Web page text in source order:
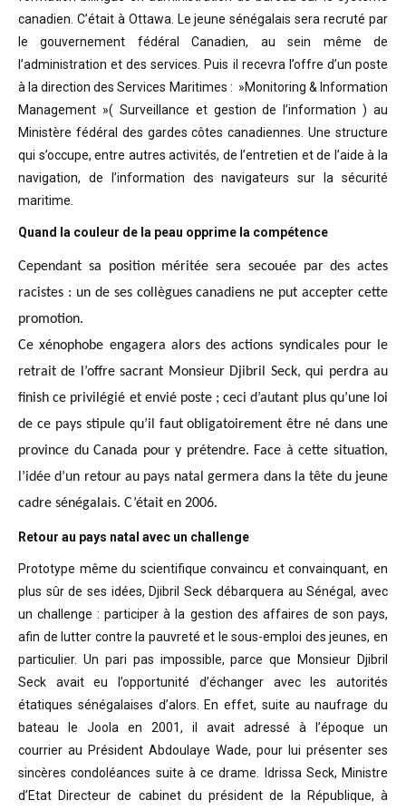
canadien. C’était à Ottawa. Le jeune sénégalais sera recruté par
le gouvernement fédéral Canadien, au sein même de
l’administration et des services. Puis il recevra l’offre d’un poste
à la direction des Services Maritimes : »Monitoring & Information
Management »( Surveillance et gestion de l’information ) au
Ministère fédéral des gardes côtes canadiennes. Une structure
qui s’occupe, entre autres activités, de l’entretien et de l’aide à la
navigation, de l’information des navigateurs sur la sécurité
maritime.
Quand la couleur de la peau opprime la compétence
Cependant sa position méritée sera secouée par des actes
racistes : un de ses collègues canadiens ne put accepter cette
promotion.
Ce xénophobe engagera alors des actions syndicales pour le
retrait de l’offre sacrant Monsieur Djibril Seck, qui perdra au
finish ce privilégié et envié poste ; ceci d’autant plus qu’une loi
de ce pays stipule qu’il faut obligatoirement être né dans une
province du Canada pour y prétendre. Face à cette situation,
l’idée d’un retour au pays natal germera dans la tête du jeune
cadre sénégalais. C’était en 2006.
Retour au pays natal avec un challenge
Prototype même du scientifique convaincu et convainquant, en
plus sûr de ses idées, Djibril Seck débarquera au Sénégal, avec
un challenge : participer à la gestion des affaires de son pays,
afin de lutter contre la pauvreté et le sous-emploi des jeunes, en
particulier. Un pari pas impossible, parce que Monsieur Djibril
Seck avait eu l’opportunité d’échanger avec les autorités
étatiques sénégalaises d’alors. En effet, suite au naufrage du
bateau le Joola en 2001, il avait adressé à l’époque un
courrier au Président Abdoulaye Wade, pour lui présenter ses
sincères condoléances suite à ce drame. Idrissa Seck, Ministre
d’Etat Directeur de cabinet du président de
la République, à